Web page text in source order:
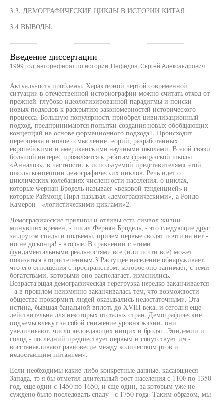
3.3. ДЕМОГРАФИЧЕСКИЕ ЦИКЛЫ В ИСТОРИИ КИТАЯ.
3.4 ВЫВОДЫ.
Введение диссертации
1999 год, автореферат по истории, Нефедов, Сергей Александрович
Актуальность проблемы. Характерной чертой современной
ситуации в отечественной историографии можно считать отход от
прежней, глубоко идеологизированной парадигмы и поиски
новых подходов к раскрытию закономерностей исторического
процесса. Большую популярность приобрел цивилизационный
подход, предпринимаются попытки создания новых обобщающих
концепций на основе формационного подхода1. Происходит
переоценка и новое осмысление теорий, разработанных
европейскими и американскими научными школами. В этой связи
большой интерес проявляется к работам французской школы
«Анналов», в частности, к используемой представителями этой
школы концепции демографических циклов. Речь идет о
циклических колебаниях численности населения, о циклах,
которые Фернан Бродель называет «вековой тенденцией» и
которые Раймонд Пирл называл «демографическими», а Рондо
Камерон - «логистическими циклами»2.
Демографические приливы и отливы есть символ жизни
минувших времен, - писал Фернан Бродель, - это следующие друг
за другом спады и подъемы, причем первые сводят почти на нет -
но не до конца! - вторые. В сравнении с этими
фундаментальными реальностями все (или почти все) может
показаться второстепенным.3 Растущее население обнаруживает,
что его отношения с пространством, которое оно занимает, с теми
богатствами, которыми оно располагает, изменились.
Возрастающая демографическая перегрузка нередко заканчивается
- а в прошлом неизменно заканчивалась тем, что возможности
общества прокормить людей оказывались недостаточными. Эта
истина, бывшая банальной вплоть до XVIII века, и сегодня еще
действительна для некоторых отсталых стран. Демографические
подъемы влекут за собой снижение уровня жизни, они
увеличивают. число недоедающих нищих и бродяг. Эпидемии и
голод - последний предшествует первым и сопутствует им -
восстанавливают равновесие между количеством ртов и
недостающим питанием».
Если необходимы какие-либо конкретные данные, касающиеся
Запада, то я бы отметил длительный рост населения с 1100 по 1350
год, еще один с 1450 по 1650, и еще один, за которым уже не
суждено было последовать спаду - с 1750 года. Таким образом, мы